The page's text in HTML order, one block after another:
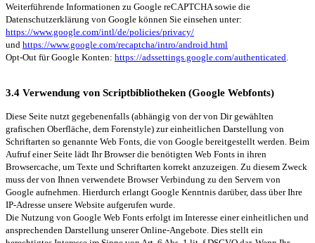
Weiterführende Informationen zu Google reCAPTCHA sowie die
Datenschutzerklärung von Google können Sie einsehen unter:
https://www.google.com/intl/de/policies/privacy/
und https://www.google.com/recaptcha/intro/android.html
Opt-Out für Google Konten: https://adssettings.google.com/authenticated
3.4 Verwendung von Scriptbibliotheken (Google Webfonts)
Diese Seite nutzt gegebenenfalls (abhängig von der von Dir gewählten
grafischen Oberfläche, dem Forenstyle) zur einheitlichen Darstellung von
Schriftarten so genannte Web Fonts, die von Google bereitgestellt werden. Beim
Aufruf einer Seite lädt Ihr Browser die benötigten Web Fonts in ihren
Browsercache, um Texte und Schriftarten korrekt anzuzeigen. Zu diesem Zweck
muss der von Ihnen verwendete Browser Verbindung zu den Servern von
Google aufnehmen. Hierdurch erlangt Google Kenntnis darüber, dass über Ihre
IP-Adresse unsere Website aufgerufen wurde.
Die Nutzung von Google Web Fonts erfolgt im Interesse einer einheitlichen und
ansprechenden Darstellung unserer Online-Angebote. Dies stellt ein